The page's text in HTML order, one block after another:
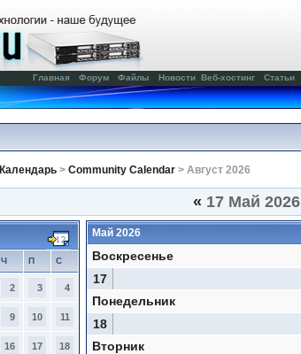
Главная Форум Файлы Новости Веб-хостинг Статьи
Календарь > Community Calendar > Август 2026
« 17 Май 2026
Ч П С
2 3 4
9 10 11
16 17 18
Май 2026
Воскресенье
17
Понедельник
18
Вторник